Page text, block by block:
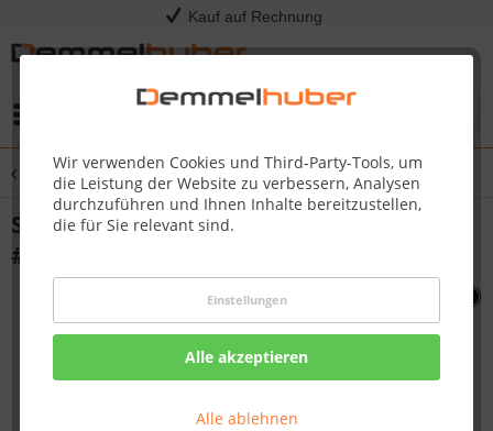
Kauf auf Rechnung
Wir verwenden Cookies und Third-Party-Tools, um
die Leistung der Website zu verbessern, Analysen
durchzuführen und Ihnen Inhalte bereitzustellen,
die für Sie relevant sind.
Einstellungen
Alle akzeptieren
Alle ablehnen
Übersicht PRO665
SIDE BURNER ORIFICE 1/16 PRO 500
#N455-0068